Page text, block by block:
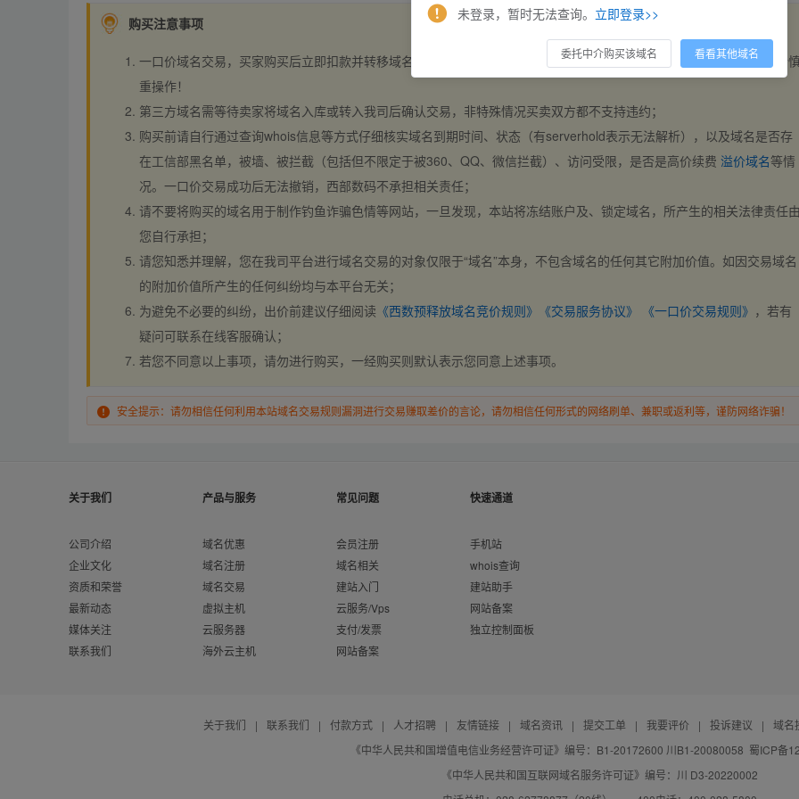
购买注意事项
一口价域名交易，买家购买后立即扣款并转移域名，交易自动完成。买卖双方都不支持违约，一旦出价不支持撤销，请
重操作！
第三方域名需等待卖家将域名入库或转入我司后确认交易，非特殊情况买卖双方都不支持违约；
购买前请自行通过查询whois信息等方式仔细核实域名到期时间、状态（有serverhold表示无法解析），以及域名是否存
在工信部黑名单，被墙、被拦截（包括但不限定于被360、QQ、微信拦截）、访问受限，是否是高价续费 溢价域名等情
况。一口价交易成功后无法撤销，西部数码不承担相关责任；
请不要将购买的域名用于制作钓鱼诈骗色情等网站，一旦发现，本站将冻结账户及、锁定域名，所产生的相关法律责任
您自行承担；
请您知悉并理解，您在我司平台进行域名交易的对象仅限于“域名”本身，不包含域名的任何其它附加价值。如因交易域名
的附加价值所产生的任何纠纷均与本平台无关；
为避免不必要的纠纷，出价前建议仔细阅读 《西数预释放域名竞价规则》 《交易服务协议》 《一口价交易规则》 ，若有
疑问可联系在线客服确认；
若您不同意以上事项，请勿进行购买，一经购买则默认表示您同意上述事项。
安全提示：请勿相信任何利用本站域名交易规则漏洞进行交易赚取差价的言论，请勿相信任何形式的网络刷单、兼职或返利等，谨防网络诈骗！
关于我们
公司介绍
企业文化
资质和荣誉
最新动态
媒体关注
联系我们
产品与服务
域名优惠
域名注册
域名交易
虚拟主机
云服务器
海外云主机
常见问题
会员注册
域名相关
建站入门
云服务/Vps
支付/发票
网站备案
快速通道
手机站
whois查询
建站助手
网站备案
独立控制面板
关于我们 | 联系我们 | 付款方式 | 人才招聘 | 友情链接 | 域名资讯 | 提交工单 | 我要评价 | 投诉建议 |
域名
《中华人民共和国增值电信业务经营许可证》编号：B1-20172600 川B1-20080058 蜀ICP备
《中华人民共和国互联网域名服务许可证》编号：川 D3-20220002
未登录，暂时无法查询。 立即登录>>
委托中介购买该域名 看看其他域名